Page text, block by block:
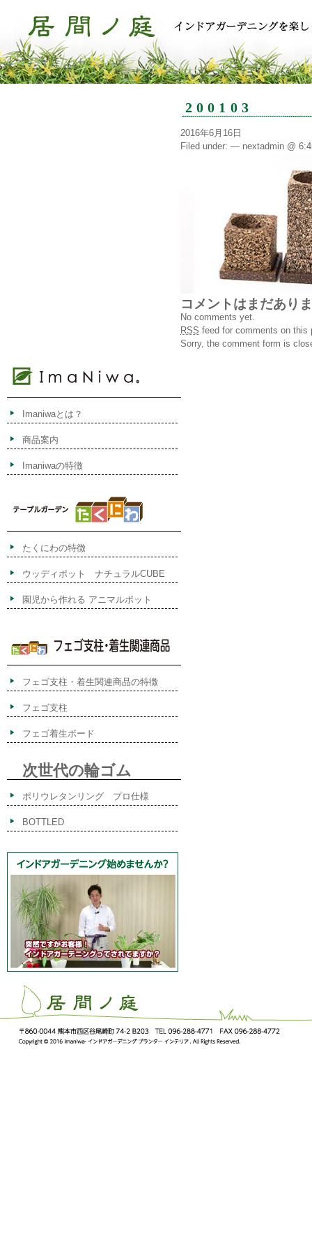
200103
2016年6月16日
Filed under: — nextadmin @
コメントはまだあり
No comments yet.
RSS feed for comments on this
Sorry, the comment form is
Imaniwaとは？
商品案内
Imaniwaの特徴
たくにわの特徴
ウッディポット ナチュラルCUBE
園児から作れる アニマルポット
フェゴ支柱・着生関連商品の特徴
フェゴ支柱
フェゴ着生ボード
次世代の輪ゴム
ポリウレタンリング プロ仕様
BOTTLED
ImaNiwa